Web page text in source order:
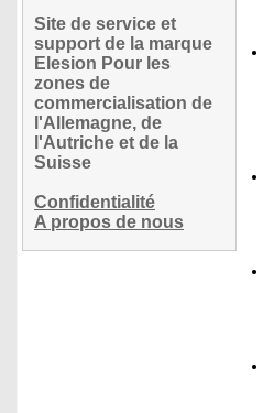
Site de service et
support de la marque
Elesion Pour les
zones de
commercialisation de
l'Allemagne, de
l'Autriche et de la
Suisse
Confidentialité
A propos de nous